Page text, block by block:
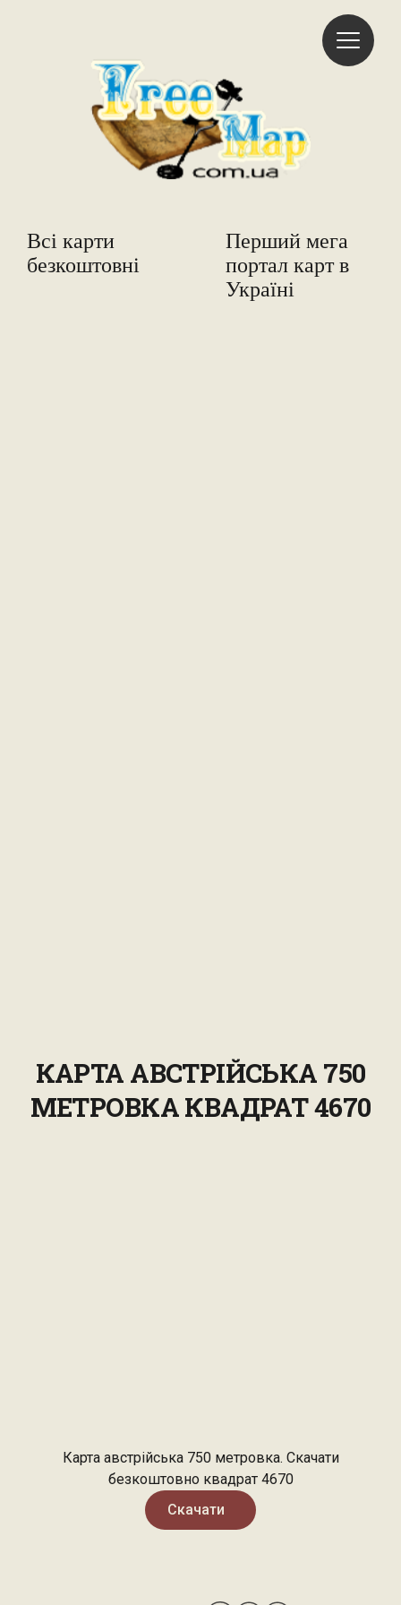
Всі карти
безкоштовні
Freemap
Перший мега
портал карт в
Україні
КАРТА АВСТРІЙСЬКА 750
МЕТРОВКА КВАДРАТ 4670
Карта австрійська 750 метровка. Скачати
безкоштовно квадрат 4670
Скачати